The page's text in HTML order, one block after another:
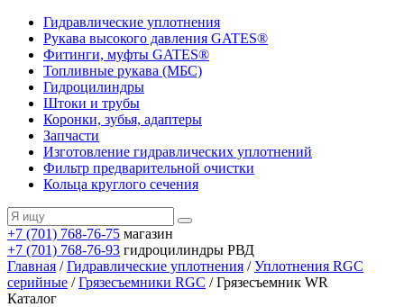
Гидравлические уплотнения
Рукава высокого давления GATES®
Фитинги, муфты GATES®
Топливные рукава (МБС)
Гидроцилиндры
Штоки и трубы
Коронки, зубья, адаптеры
Запчасти
Изготовление гидравлических уплотнений
Фильтр предварительной очистки
Кольца круглого сечения
+7 (701) 768-76-75 магазин
+7 (701) 768-76-93 гидроцилиндры РВД
Главная /Гидравлические уплотнения /Уплотнения RGC
серийные /Грязесъемники RGC / Грязесъемник WR
Каталог